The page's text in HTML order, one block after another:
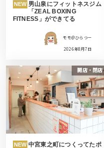
NEW 男山泉にフィットネスジム
「ZEAL BOXING
FITNESS」ができてる
モモ＠ひらつー
2026年8月7日
開店・閉店
NEW 中宮東之町につくってたポ